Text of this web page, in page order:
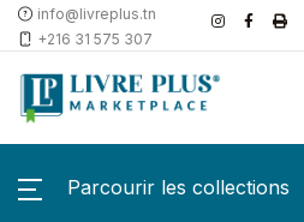
info@livreplus.tn
+216 31 575 307
Parcourir les collections